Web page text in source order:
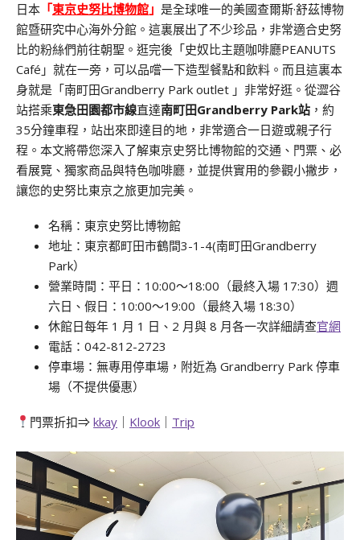
日本 「東京史努比博物館 」 是全球唯一的美國查爾斯·舒茲博物
館暨研究中心海外分館。這裏展出了不少珍品，非常適合史努
比的粉絲們前往朝聖。逛完後「史奴比主題咖啡廳PEANUTS
Café」就在一旁，可以品嚐一下造型餐點和飲料。而且這裏本
身就是「南町田Grandberry Park outlet 」非常好逛。從澀谷
站搭乘東急田園都市線直達南町田Grandberry Park站 ，約
35分鐘車程，站出來即達目的地，非常適合一日遊或親子行
程。本文將帶您深入了解東京史努比博物館的交通、門票、必
看展覽、獨家商品與特色咖啡廳，並提供實用的參觀小撇步，
讓您的史努比東京之旅更加完美。
名稱：東京史努比博物館
地址：東京都町田市鶴間3-1-4(南町田Grandberry
Park）
營業時間： 平日：10:00～18:00（最終入場 17:30）週
六日、假日：10:00～19:00（最終入場 18:30）
休館日每年 1 月 1 日、2 月與 8 月各一次詳細請查官網
電話：042-812-2723
停車場：無專用停車場，附近為 Grandberry Park 停車
場（不提供優惠）
門票折扣⇒kkay ｜ Klook ｜ Trip